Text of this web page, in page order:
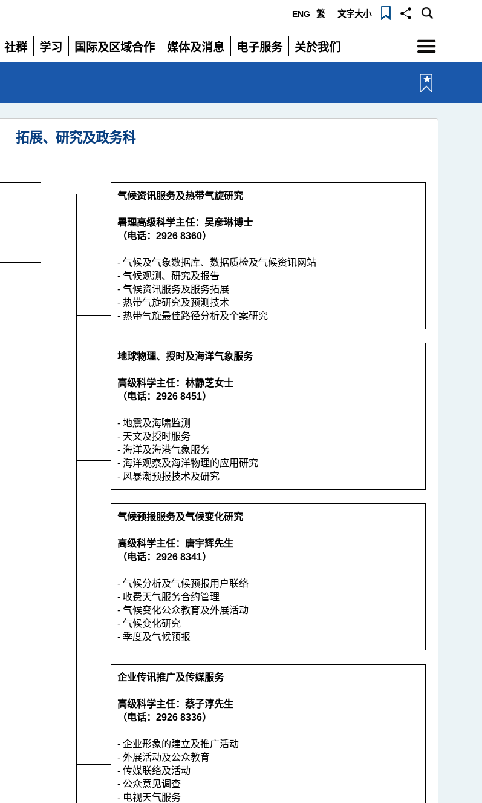
ENG 繁 文字大小
社群
展
学习
展
国际及区域合作
展
媒体及消息
展
电子服务
展
关於我们
展
选
单
拓展、研究及政务科
气候资讯服务及热带气旋研究
署理高级科学主任：吴彦琳博士
（电话：2926 8360）
- 气候及气象数据库、数据质检及气候资讯网站
- 气候观测、研究及报告
- 气候资讯服务及服务拓展
- 热带气旋研究及预测技术
- 热带气旋最佳路径分析及个案研究
地球物理、授时及海洋气象服务
高级科学主任：林静芝女士
（电话：2926 8451）
- 地震及海啸监测
- 天文及授时服务
- 海洋及海港气象服务
- 海洋观察及海洋物理的应用研究
- 风暴潮预报技术及研究
气候预报服务及气候变化研究
高级科学主任：唐宇辉先生
（电话：2926 8341）
- 气候分析及气候预报用户联络
- 收费天气服务合约管理
- 气候变化公众教育及外展活动
- 气候变化研究
- 季度及气候预报
企业传讯推广及传媒服务
高级科学主任：蔡子淳先生
（电话：2926 8336）
- 企业形象的建立及推广活动
- 外展活动及公众教育
- 传媒联络及活动
- 公众意见调查
- 电视天气服务